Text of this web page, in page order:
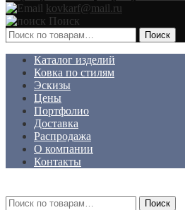
kovkarf@mail.ru
Поиск
Искать:
Поиск
Каталог изделий
Ковка по стилям
Эскизы
Цены
Портфолио
Доставка
Распродажа
О компании
Контакты
Искать: Поиск